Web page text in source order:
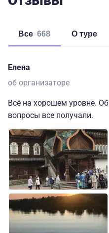
Все 668 о туре
Елена
об организаторе
Всё на хорошем уровне.
вопросы все получали.